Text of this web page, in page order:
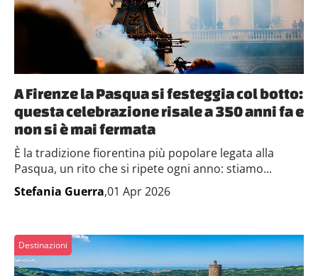
A Firenze la Pasqua si festeggia col botto:
questa celebrazione risale a 350 anni fa e
non si è mai fermata
È la tradizione fiorentina più popolare legata alla
Pasqua, un rito che si ripete ogni anno: stiamo...
Stefania Guerra,01 Apr 2026
Destinazioni